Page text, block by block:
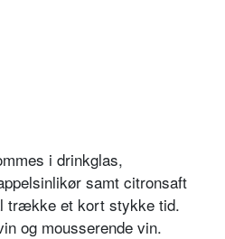
i drinkglas,
samt citronsaft
trække et kort stykke tid.
og mousserende vin.